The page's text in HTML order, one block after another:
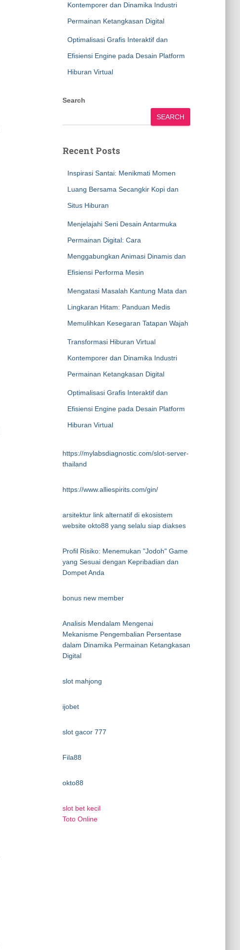
Kontemporer dan Dinamika Industri
Permainan Ketangkasan Digital
Optimalisasi Grafis Interaktif dan
Efisiensi Engine pada Desain Platform
Hiburan Virtual
Search
SEARCH
Recent Posts
Inspirasi Santai: Menikmati Momen
Luang Bersama Secangkir Kopi dan
Situs Hiburan
Menjelajahi Seni Desain Antarmuka
Permainan Digital: Cara
Menggabungkan Animasi Dinamis dan
Efisiensi Performa Mesin
Mengatasi Masalah Kantung Mata dan
Lingkaran Hitam: Panduan Medis
Memulihkan Kesegaran Tatapan Wajah
Transformasi Hiburan Virtual
Kontemporer dan Dinamika Industri
Permainan Ketangkasan Digital
Optimalisasi Grafis Interaktif dan
Efisiensi Engine pada Desain Platform
Hiburan Virtual
https://mylabsdiagnostic.com/slot-server-
thailand
https://www.alliespirits.com/gin/
arsitektur link alternatif di ekosistem
website okto88 yang selalu siap diakses
Profil Risiko: Menemukan "Jodoh" Game
yang Sesuai dengan Kepribadian dan
Dompet Anda
bonus new member
Analisis Mendalam Mengenai
Mekanisme Pengembalian Persentase
dalam Dinamika Permainan Ketangkasan
Digital
slot mahjong
ijobet
slot gacor 777
Fila88
okto88
slot bet kecil
Toto Online